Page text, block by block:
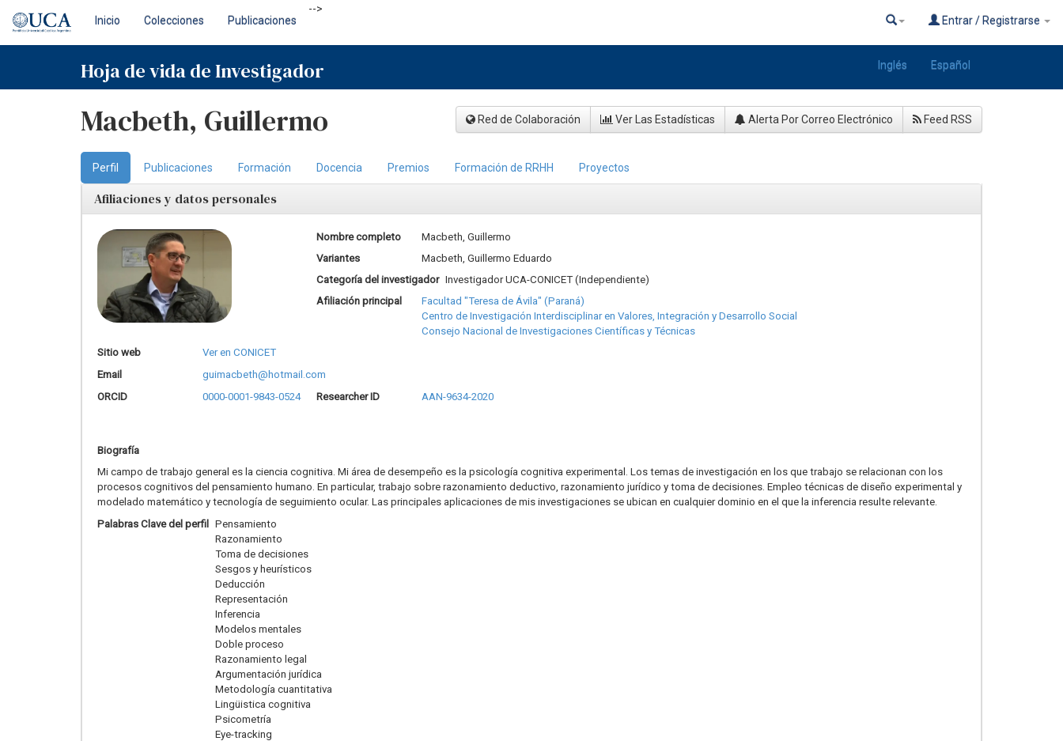
navigation
Inicio Colecciones Publicaciones
-->
Entrar / Registrarse
Hoja de vida de Investigador Inglés Español
Macbeth, Guillermo Red de Colaboración Ver Las Estadísticas Alerta Por Correo Electrónico Feed RSS
Perfil Publicaciones Formación Docencia Premios Formación de RRHH Proyectos
Afiliaciones y datos personales
Nombre completo
Macbeth, Guillermo
Variantes
Macbeth, Guillermo Eduardo
Categoría del investigador Investigador UCA-CONICET (Independiente)
Afiliación principal
Facultad "Teresa de Ávila" (Paraná)
Centro de Investigación Interdisciplinar en Valores, Integración y Desarrollo Social
Consejo Nacional de Investigaciones Científicas y Técnicas
Sitio web
Ver en CONICET
Email
guimacbeth@hotmail.com
ORCID
0000-0001-9843-0524 Researcher ID AAN-9634-2020
Biografía
Mi campo de trabajo general es la ciencia cognitiva. Mi área de desempeño es la psicología cognitiva experimental. Los temas de investigación en los que trabajo se relacionan con los
procesos cognitivos del pensamiento humano. En particular, trabajo sobre razonamiento deductivo, razonamiento jurídico y toma de decisiones. Empleo técnicas de diseño experimental y
modelado matemático y tecnología de seguimiento ocular. Las principales aplicaciones de mis investigaciones se ubican en cualquier dominio en el que la inferencia resulte relevante.
Palabras Clave del perfil Pensamiento
Razonamiento
Toma de decisiones
Sesgos y heurísticos
Deducción
Representación
Inferencia
Modelos mentales
Doble proceso
Razonamiento legal
Argumentación jurídica
Metodología cuantitativa
Lingüistica cognitiva
Psicometría
Eye-tracking